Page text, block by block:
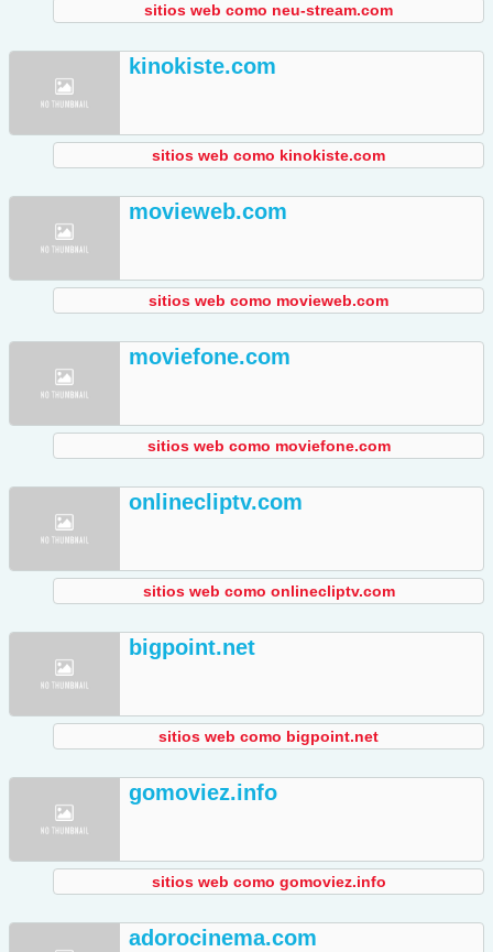
sitios web como neu-stream.com
kinokiste.com
sitios web como kinokiste.com
movieweb.com
sitios web como movieweb.com
moviefone.com
sitios web como moviefone.com
onlinecliptv.com
sitios web como onlinecliptv.com
bigpoint.net
sitios web como bigpoint.net
gomoviez.info
sitios web como gomoviez.info
adorocinema.com